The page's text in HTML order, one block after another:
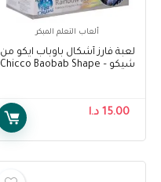
ألعاب التعلم المبكر
لعبة فارز أشكال باوباب ايكو من
شيكو – Chicco Baobab Shape
15.00 د.ا